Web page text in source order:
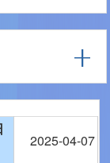
2025-04-07